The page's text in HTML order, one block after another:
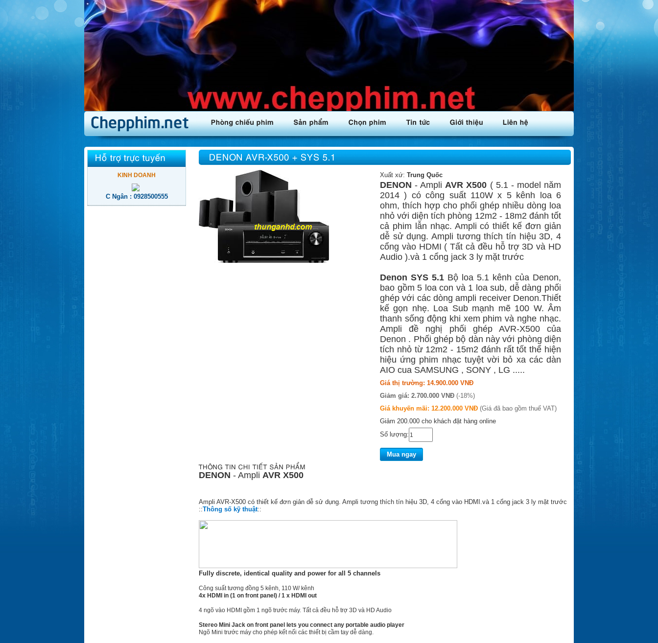
KINH DOANH
C Ngân : 0928500555
Xuất xứ: Trung Quốc
DENON-Ampli AVR X500 ( 5.1 - model năm
2014 ) có công suất 110W x 5 kênh loa 6
ohm, thích hợp cho phối ghép nhiều dòng loa
nhỏ với diện tích phòng 12m2 - 18m2 đánh tốt
cả phim lẫn nhạc. Ampli có thiết kế đơn giản
dễ sử dụng. Ampli tương thích tín hiệu 3D, 4
cổng vào HDMI ( Tất cả đều hỗ trợ 3D và HD
Audio ).và 1 cổng jack 3 ly mặt trước
Denon SYS 5.1 Bộ loa 5.1 kênh của Denon,
bao gồm 5 loa con và 1 loa sub, dễ dàng phối
ghép với các dòng ampli receiver Denon.Thiết
kế gọn nhẹ. Loa Sub mạnh mẽ 100 W. Âm
thanh sống động khi xem phim và nghe nhạc.
Ampli đề nghị phối ghép AVR-X500 của
Denon . Phối ghép bộ dàn này với phòng diện
tích nhỏ từ 12m2 - 15m2 đánh rất tốt thể hiện
hiệu ứng phim nhạc tuyệt vời bỏ xa các dàn
AIO cua SAMSUNG , SONY , LG .....
Giá thị trường: 14.900.000 VNĐ
Giảm giá: 2.700.000 VNĐ (-18%)
Giá khuyến mãi: 12.200.000 VNĐ (Giá đã bao gồm thuế VAT)
Giảm 200.000 cho khách đặt hàng online
Số lượng:
Mua ngay
DENON - Ampli AVR X500
Ampli AVR-X500 có thiết kế đơn giản dễ sử dụng. Ampli tương thích tín hiệu 3D, 4 cổng vào HDMI.và 1 cổng jack 3 ly mặt trước
::Thông số kỹ thuật::
Fully discrete, identical quality and power for all 5 channels
Công suất tương đồng 5 kênh, 110 W/ kênh
4x HDMI in (1 on front panel) / 1 x HDMI out
4 ngõ vào HDMI gồm 1 ngõ trước máy. Tất cả đều hỗ trợ 3D và HD Audio
Stereo Mini Jack on front panel lets you connect any portable audio player
Ngõ Mini trước máy cho phép kết nối các thiết bị cầm tay dễ dàng.